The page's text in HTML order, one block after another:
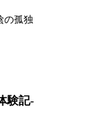
の孤独